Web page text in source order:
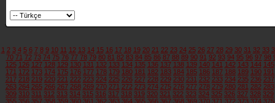
1 2 3 4 5 6 7 8 9 10 11 12 13 14 15 16 17 18 19 20 21 22 23 24 25 26 27 28 29 30 31 32 33
70 71 72 73 74 75 76 77 78 79 80 81 82 83 84 85 86 87 88 89 90 91 92 93 94 95 96 97 98
125 126 127 128 129 130 131 132 133 134 135 136 137 138 139 140 141 142 143 144 145
171 172 173 174 175 176 177 178 179 180 181 182 183 184 185 186 187 188 189 190 191
217 218 219 220 221 222 223 224 225 226 227 228 229 230 231 232 233 234 235 236 237
263 264 265 266 267 268 269 270 271 272 273 274 275 276 277 278 279 280 281 282 283
309 310 311 312 313 314 315 316 317 318 319 320 321 322 323 324 325 326 327 328 329
355 356 357 358 359 360 361 362 363 364 365 366 367 368 369 370 371 372 373 374 375